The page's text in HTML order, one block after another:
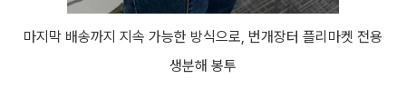
마지막 배송까지 지속 가능한 방식으로, 번개장터 플리마켓 전용
생분해 봉투